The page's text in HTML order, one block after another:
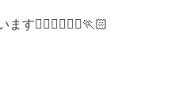
す🏃🏻‍♀️🏃🏻‍♂️🏃🏻